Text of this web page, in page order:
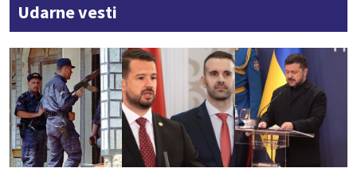
Udarne vesti